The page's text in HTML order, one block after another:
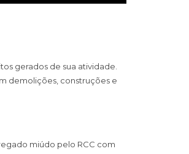
gerados de sua atividade.
demolições, construções e
miúdo pelo RCC com